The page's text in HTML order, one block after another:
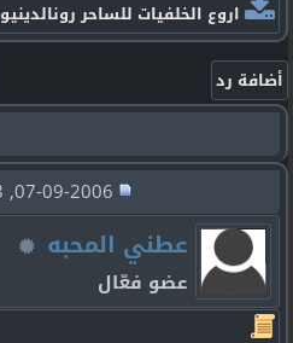
اروع الخلفيات للساحر رونالدينيو
عطني المحبه
عضو فعّال